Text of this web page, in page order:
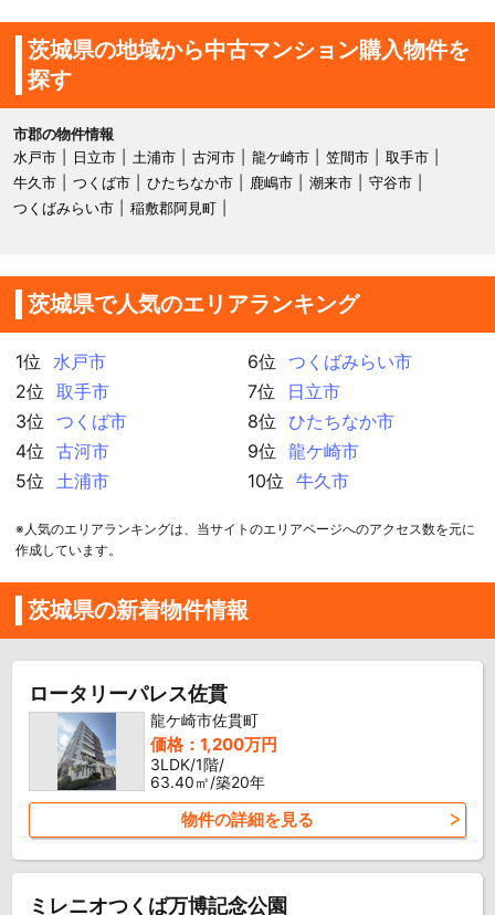
茨城県の地域から中古マンション購入物件を
探す
市郡の物件情報
水戸市
日立市 土浦市 古河市 龍ケ崎市 笠間市
取手市
牛久市
つくば市 ひたちなか市 鹿嶋市 潮来市
守谷市
つくばみらい市
稲敷郡阿見町
茨城県で人気のエリアランキング
1位
水戸市
2位
取手市
3位
つくば市
4位
古河市
5位
土浦市
6位
つくばみらい市
7位
日立市
8位
ひたちなか市
9位
龍ケ崎市
10位
牛久市
※人気のエリアランキングは、当サイトのエリアページへのアクセス数を元に
作成しています。
茨城県の新着物件情報
ロータリーパレス佐貫
龍ケ崎市佐貫町
価格：1,200万円
3LDK/1階/
63.40㎡/築20年
物件の詳細を見る
ミレニオつくば万博記念公園